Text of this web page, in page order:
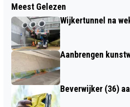
OPFRISCURSUS EN
BEVORDEREN VEILIG
PLUSSERS IN BEVERWIJK
Meest Gelezen
Wijkertunnel na
Aanbrengen
Beverwijker (36)